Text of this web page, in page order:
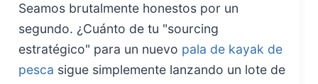
Seamos brutalmente honestos por un
segundo. ¿Cuánto de tu "sourcing
estratégico" para un nuevo pala de kayak de
pesca sigue simplemente lanzando un lote de